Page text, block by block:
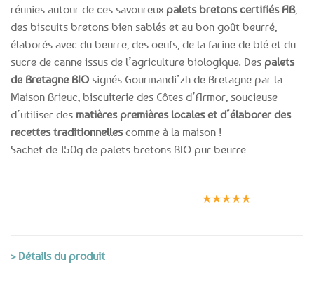
réunies autour de ces savoureux palets bretons certifiés AB,
des biscuits bretons bien sablés et au bon goût beurré,
élaborés avec du beurre, des oeufs, de la farine de blé et du
sucre de canne issus de l’agriculture biologique. Des palets
de Bretagne BIO signés Gourmandi’zh de Bretagne par la
Maison Brieuc, biscuiterie des Côtes d’Armor, soucieuse
d’utiliser des matières premières locales et d’élaborer des
recettes traditionnellescomme à la maison !
Sachet de 150g de palets bretons BIO pur beurre
★★★★★
> Détails du produit